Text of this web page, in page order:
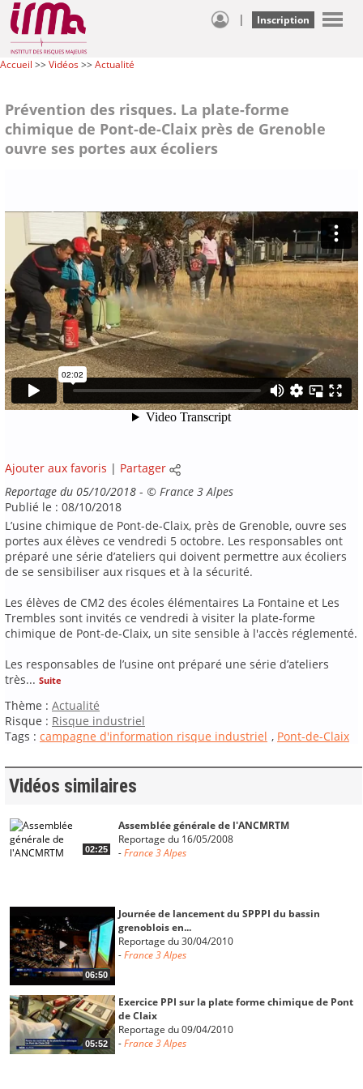
| Inscription
Accueil >>Vidéos>>Actualité
Prévention des risques. La plate-forme
chimique de Pont-de-Claix près de Grenoble
ouvre ses portes aux écoliers
Ajouter aux favoris | Partager
Reportage du 05/10/2018 - © France 3 Alpes
Publié le : 08/10/2018
L’usine chimique de Pont-de-Claix, près de Grenoble, ouvre ses
portes aux élèves ce vendredi 5 octobre. Les responsables ont
préparé une série d’ateliers qui doivent permettre aux écoliers
de se sensibiliser aux risques et à la sécurité.
Les élèves de CM2 des écoles élémentaires La Fontaine et Les
Trembles sont invités ce vendredi à visiter la plate-forme
chimique de Pont-de-Claix, un site sensible à l'accès réglementé.
Les responsables de l’usine ont préparé une série d’ateliers
très... Suite
Thème : Actualité
Risque : Risque industriel
Tags : campagne d'information risque industriel , Pont-de-Claix
Vidéos similaires
02:25
Assemblée générale de l'ANCMRTM
Reportage du 16/05/2008
-France 3 Alpes
06:50
Journée de lancement du SPPPI du bassin
grenoblois en...
Reportage du 30/04/2010
-France 3 Alpes
05:52
Exercice PPI sur la plate forme chimique de Pont
de Claix
Reportage du 09/04/2010
-France 3 Alpes